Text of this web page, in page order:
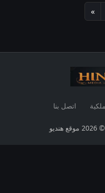
»
اتصل بنا